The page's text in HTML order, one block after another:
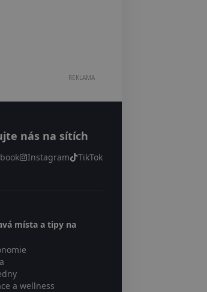
REKLAMA
nás na sítích
Instagram TikTok
místa a tipy na
a wellness